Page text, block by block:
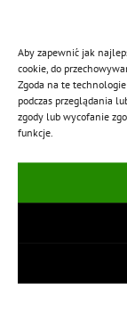
Aby zapewnić jak
cookie, do
Zgoda na te
podczas przeglądania
zgody lub wycofanie
funkcje.
To dodatkowa
gwarancji na
zakres
informacyjnej
Przedłużoną
zakupu zegarka.
Czy
dla